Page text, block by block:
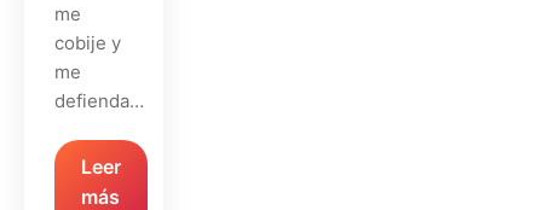
me
cobije y
me
defienda…
Leer
más